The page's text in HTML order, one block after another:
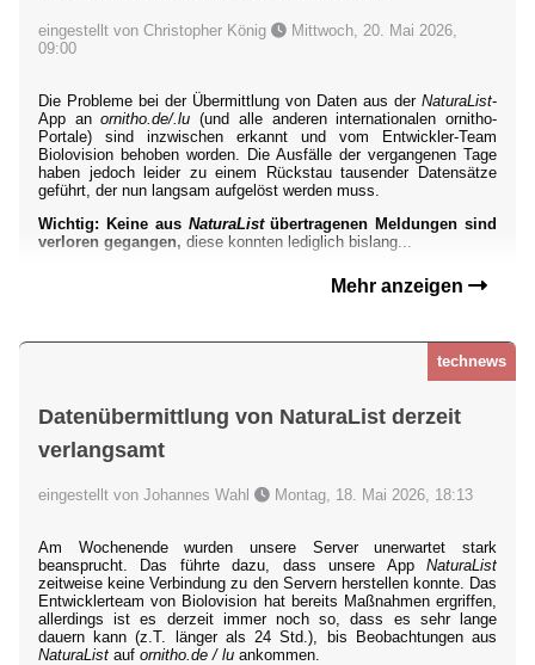
eingestellt von Christopher König
Mittwoch, 20. Mai 2026,
09:00
Die Probleme bei der Übermittlung von Daten aus der NaturaList-
App anornitho.de/.lu (und alle anderen internationalen ornitho-
Portale) sind inzwischen erkannt und vom Entwickler-Team
Biolovision behoben worden. Die Ausfälle der vergangenen Tage
haben jedoch leider zu einem Rückstau tausender Datensätze
geführt, der nun langsam aufgelöst werden muss.
Wichtig: Keine aus NaturaListübertragenen Meldungen sind
verloren gegangen, diese konnten lediglich bislang...
Mehr anzeigen
technews
Datenübermittlung von NaturaList derzeit
verlangsamt
eingestellt von Johannes Wahl Montag, 18. Mai 2026, 18:13
Am Wochenende wurden unsere Server unerwartet stark
beansprucht. Das führte dazu, dass unsere App NaturaList
zeitweise keine Verbindung zu den Servern herstellen konnte. Das
Entwicklerteam von Biolovision hat bereits Maßnahmen ergriffen,
allerdings ist es derzeit immer noch so, dass es sehr lange
dauern kann (z.T. länger als 24 Std.), bis Beobachtungen aus
NaturaList auf ornitho.de / lu ankommen.